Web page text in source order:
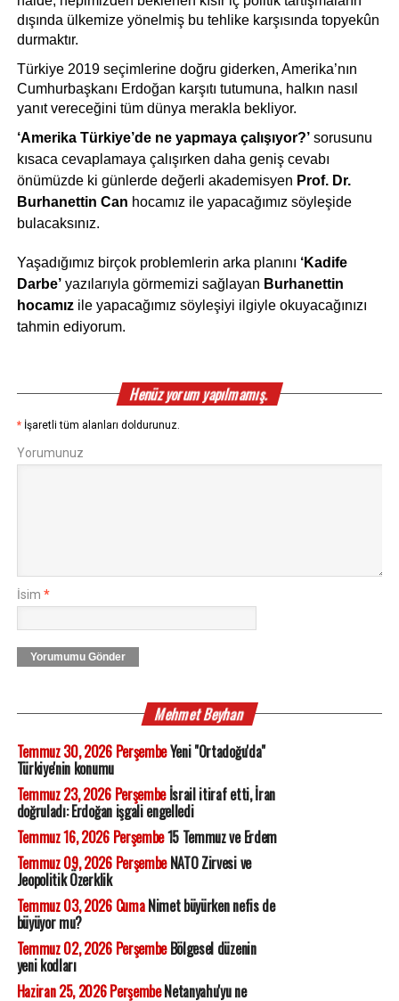
dışında ülkemize yönelmiş bu tehlike karşısında topyekûn
durmaktır.
Türkiye 2019 seçimlerine doğru giderken, Amerika’nın
Cumhurbaşkanı Erdoğan karşıtı tutumuna, halkın nasıl
yanıt vereceğini tüm dünya merakla bekliyor.
‘Amerika Türkiye’de ne yapmaya çalışıyor?’sorusunu
kısaca cevaplamaya çalışırken daha geniş cevabı
önümüzde ki günlerde değerli akademisyen Prof. Dr.
Burhanettin Can hocamız ile yapacağımız söyleşide
bulacaksınız.
Yaşadığımız birçok problemlerin arka planını ‘Kadife
Darbe’yazılarıyla görmemizi sağlayan Burhanettin
hocamızile yapacağımız söyleşiyi ilgiyle okuyacağınızı
tahmin ediyorum.
Henüz yorum yapılmamış.
* İşaretli tüm alanları doldurunuz.
Yorumunuz
İsim *
Yorumumu Gönder
Mehmet Beyhan
Temmuz 30, 2026 PerşembeYeni "Ortadoğu'da"
Türkiye'nin konumu
Temmuz 23, 2026 Perşembeİsrail itiraf etti, İran
doğruladı: Erdoğan işgali engelledi
Temmuz 16, 2026 Perşembe15 Temmuz ve Erdem
Temmuz 09, 2026 PerşembeNATO Zirvesi ve
Jeopolitik Özerklik
Temmuz 03, 2026 CumaNimet büyürken nefis de
büyüyor mu?
Temmuz 02, 2026 PerşembeBölgesel düzenin
yeni kodları
Haziran 25, 2026 PerşembeNetanyahu'yu ne